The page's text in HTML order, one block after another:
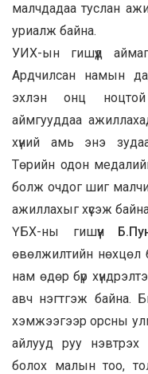
малчдадаа туслан
уриалж байна.
УИХ-ын гишүүд
Ардчилсан намын
эхлэн онц
аймгууддаа
хүний амь энэ
Төрийн одон
болж очдог шиг малчин
ажиллахыг хүсэж
ҮБХ-ны гишүүн
өвөлжилтийн нөхцөл
нам өдөр бүр
авч нэгтгэж байна.
хэмжээгээр орсны
айлууд руу нэвтрэх
болох малын тоо,